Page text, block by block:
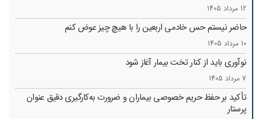
12 مرداد 1405
حاضر نیستم حس خادمی اربعین را با هیچ چیز عوض کنم
10 مرداد 1405
نوآوری باید از کنار تخت بیمار آغاز شود
7 مرداد 1405
تأکید بر حفظ حریم خصوصی بیماران و ضرورت به‌کارگیری دقیق عنوان
پرستار